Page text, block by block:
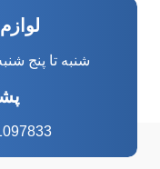
شنبه تا پنج شنبه 9 الی 22 و جمعه ها 12
| 0919-8057244